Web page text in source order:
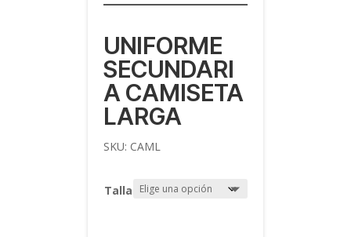
era:
14,00 €.
UNIFORME
SECUNDARI
A CAMISETA
LARGA
SKU: CAML
Talla